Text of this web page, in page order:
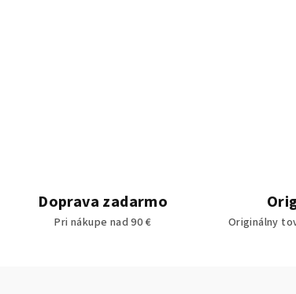
Doprava zadarmo
Pri nákupe nad 90 € Originálny